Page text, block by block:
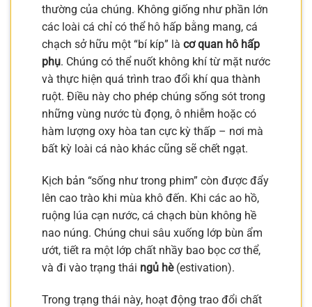
thường của chúng. Không giống như phần lớn
các loài cá chỉ có thể hô hấp bằng mang, cá
chạch sở hữu một “bí kíp” là cơ quan hô hấp
phụ. Chúng có thể nuốt không khí từ mặt nước
và thực hiện quá trình trao đổi khí qua thành
ruột. Điều này cho phép chúng sống sót trong
những vùng nước tù đọng, ô nhiễm hoặc có
hàm lượng oxy hòa tan cực kỳ thấp – nơi mà
bất kỳ loài cá nào khác cũng sẽ chết ngạt.
Kịch bản “sống như trong phim” còn được đẩy
lên cao trào khi mùa khô đến. Khi các ao hồ,
ruộng lúa cạn nước, cá chạch bùn không hề
nao núng. Chúng chui sâu xuống lớp bùn ẩm
ướt, tiết ra một lớp chất nhầy bao bọc cơ thể,
và đi vào trạng thái ngủ hè(estivation).
Trong trạng thái này, hoạt động trao đổi chất